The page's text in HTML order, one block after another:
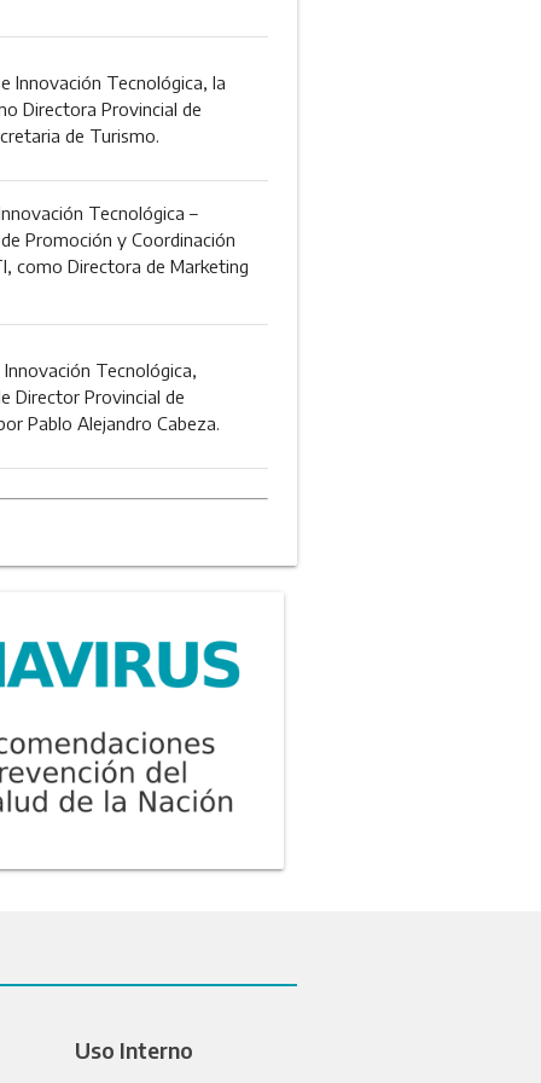
Innovación Tecnológica, la
Directora Provincial de
de Turismo.
Tecnológica –
Promoción y Coordinación
como Directora de Marketing
Tecnológica,
Director Provincial de
Pablo Alejandro Cabeza.
Uso Interno